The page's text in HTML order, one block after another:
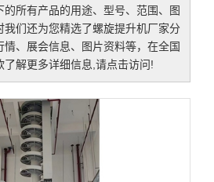
的所有产品的用途、型号、范围、图
我们还为您精选了螺旋提升机厂家分
情、展会信息、图片资料等，在全国
解更多详细信息,请点击访问!